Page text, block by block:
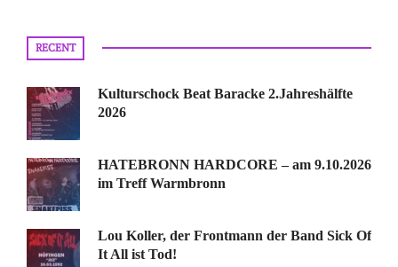
RECENT
Kulturschock Beat Baracke 2.Jahreshälfte
2026
HATEBRONN HARDCORE – am 9.10.2026
im Treff Warmbronn
Lou Koller, der Frontmann der Band Sick Of
It All ist Tod!